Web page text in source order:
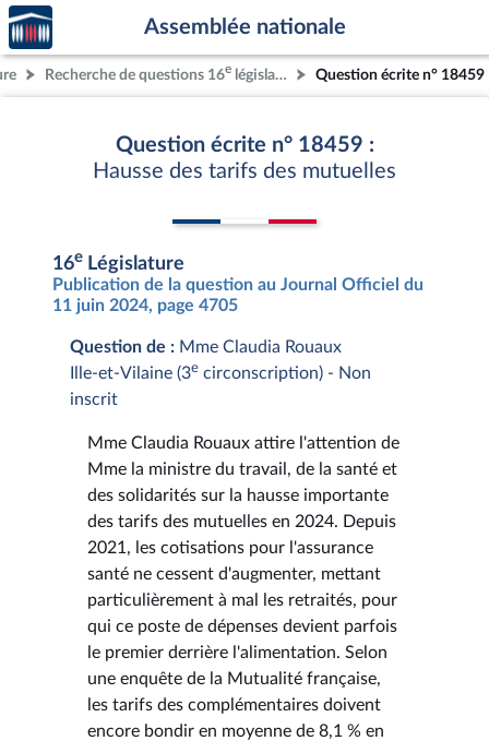
Aller au contenu
Aller en bas de la page
Accèder
à la
page
d'accueil
Assemblée nationale
Recherche de questions 16e législature Question écrite n° 18459
Question écrite n° 18459 :
Hausse des tarifs des mutuelles
16e Législature
Publication de la question au Journal Officiel du
11 juin 2024, page 4705
Question de : Mme Claudia Rouaux
Ille-et-Vilaine (3e circonscription) - Non
inscrit
Mme Claudia Rouaux attire l'attention de
Mme la ministre du travail, de la santé et
des solidarités sur la hausse importante
des tarifs des mutuelles en 2024. Depuis
2021, les cotisations pour l'assurance
santé ne cessent d'augmenter, mettant
particulièrement à mal les retraités, pour
qui ce poste de dépenses devient parfois
le premier derrière l'alimentation. Selon
une enquête de la Mutualité française,
les tarifs des complémentaires doivent
encore bondir en moyenne de 8,1 % en